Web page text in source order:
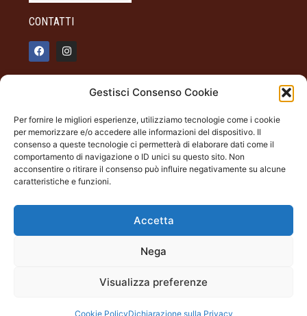
Gestisci Consenso Cookie
Per fornire le migliori esperienze, utilizziamo tecnologie come i cookie
per memorizzare e/o accedere alle informazioni del dispositivo. Il
consenso a queste tecnologie ci permetterà di elaborare dati come il
comportamento di navigazione o ID unici su questo sito. Non
acconsentire o ritirare il consenso può influire negativamente su alcune
caratteristiche e funzioni.
Accetta
Nega
Visualizza preferenze
Cookie PolicyDichiarazione sulla Privacy
CONTATTI
348 90 31 514
INFO
ORARI DI APERTURA
Dal giovedì alla domenica
19.00 - 22.00
Palazzo Tagliaferro
Largo Milano Andora (SV)
tagliaferro@cecontemporary.com